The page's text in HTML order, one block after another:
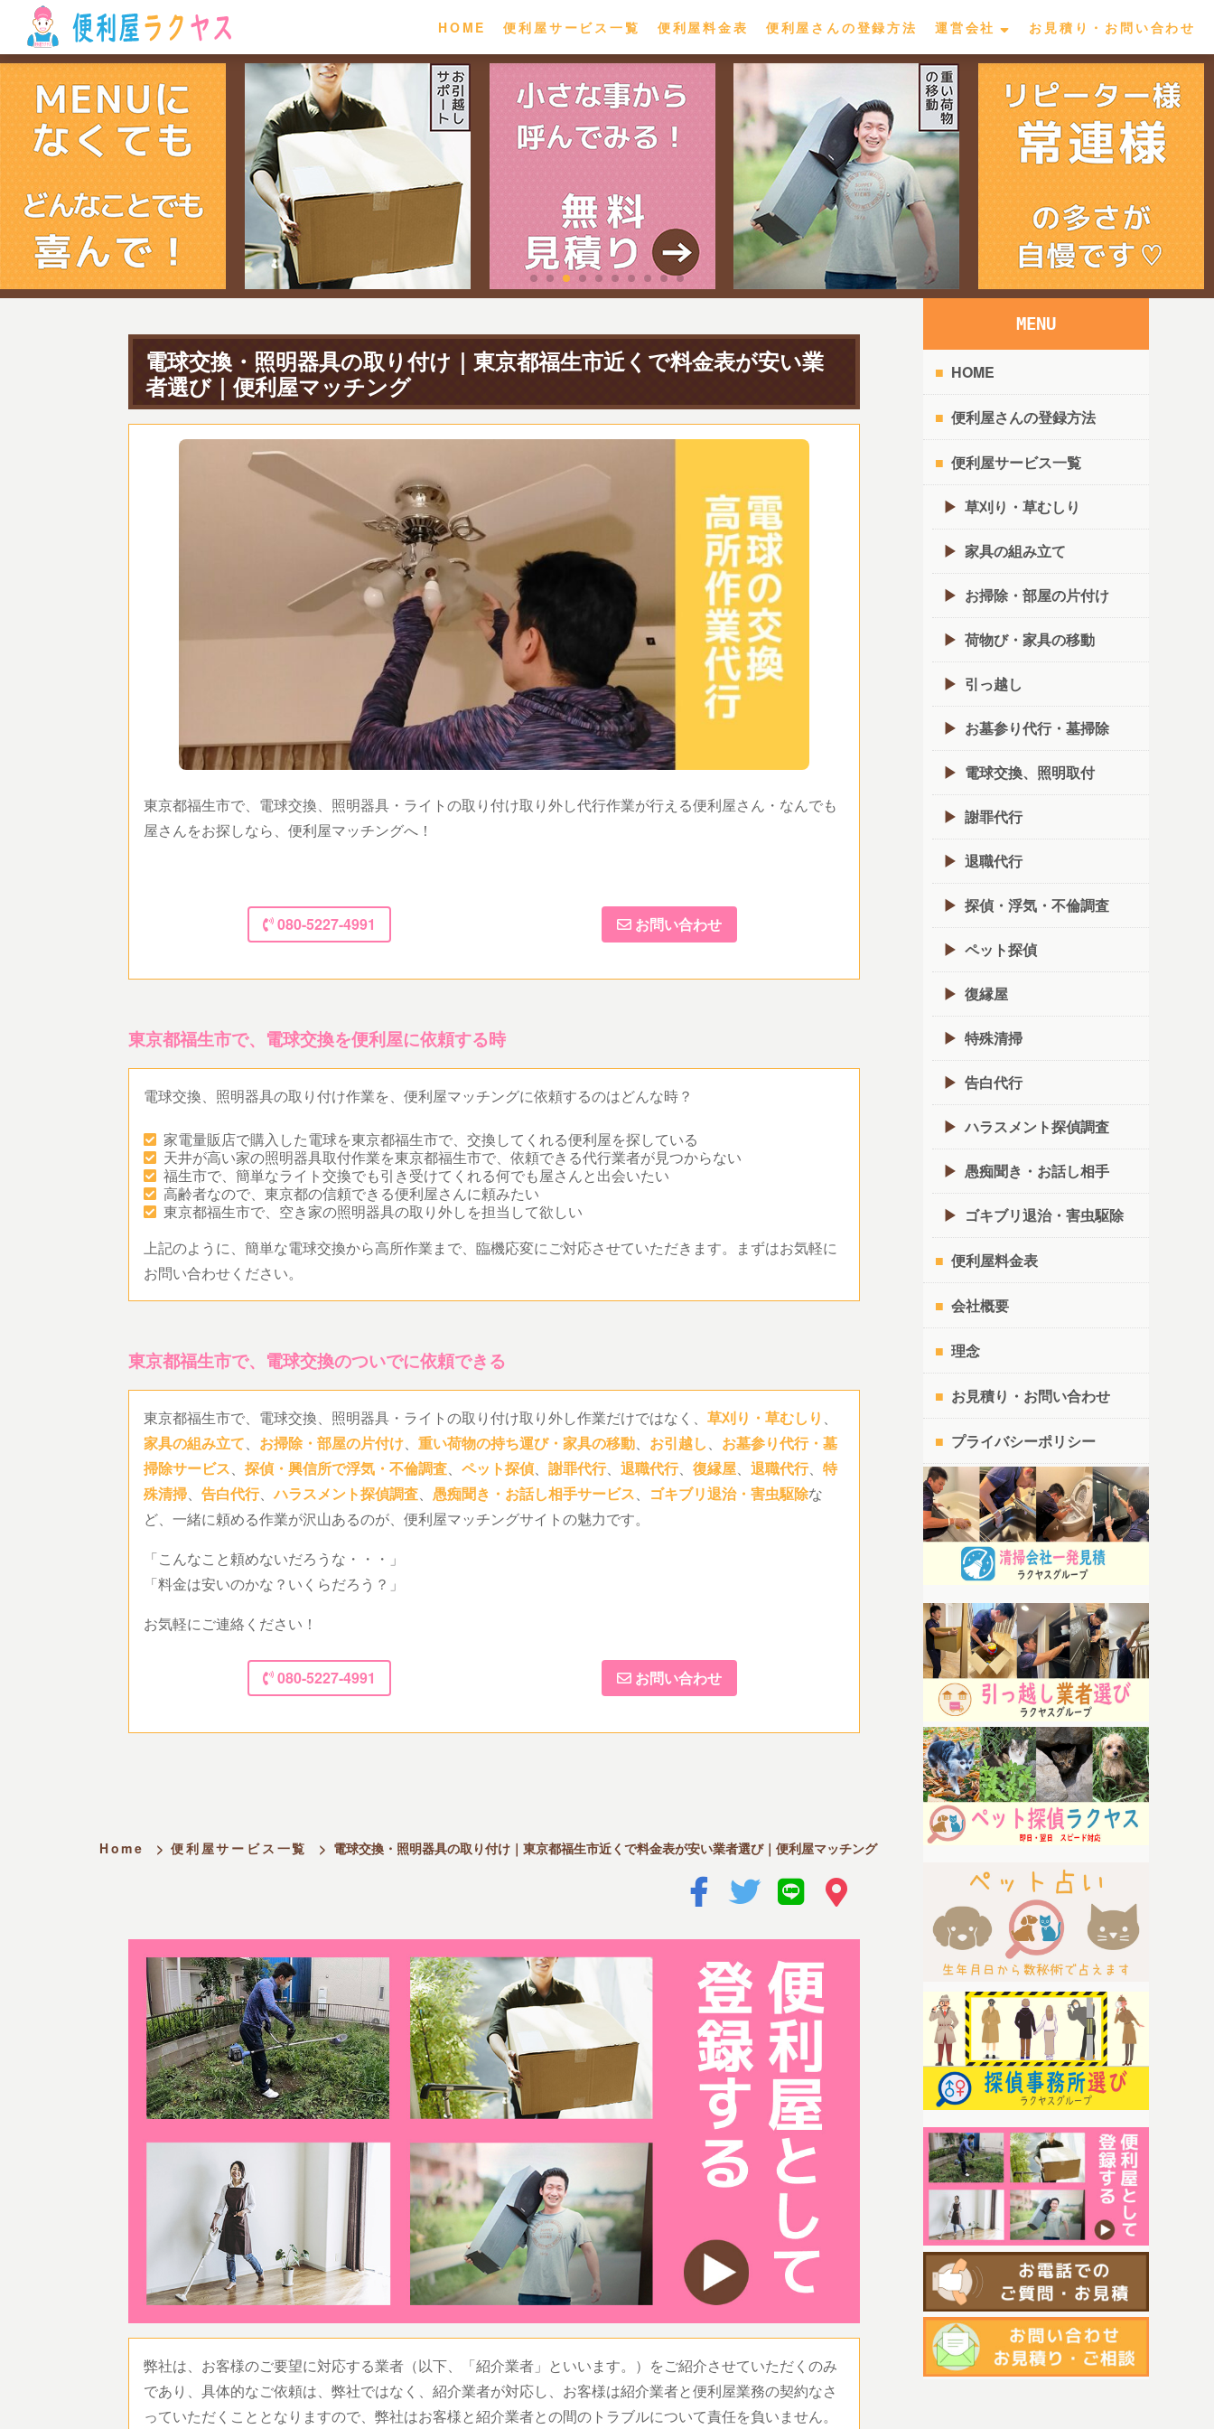
HOME 便利屋サービス一覧 便利屋料金表 便利屋さんの登録方法 運営会社 お見積り・お問い合わせ
電球交換・照明器具の取り付け｜東京都福生市近くで料金表が安い業
者選び｜便利屋マッチング
東京都福生市で、電球交換、照明器具・ライトの取り付け取り外し代行作業が行える便利屋さん・なんでも
屋さんをお探しなら、便利屋マッチングへ！
080-5227-4991 お問い合わせ
東京都福生市で、電球交換を便利屋に依頼する時
電球交換、照明器具の取り付け作業を、便利屋マッチングに依頼するのはどんな時？
家電量販店で購入した電球を東京都福生市で、交換してくれる便利屋を探している
天井が高い家の照明器具取付作業を東京都福生市で、依頼できる代行業者が見つからない
福生市で、簡単なライト交換でも引き受けてくれる何でも屋さんと出会いたい
高齢者なので、東京都の信頼できる便利屋さんに頼みたい
東京都福生市で、空き家の照明器具の取り外しを担当して欲しい
上記のように、簡単な電球交換から高所作業まで、臨機応変にご対応させていただきます。まずはお気軽に
お問い合わせください。
東京都福生市で、電球交換のついでに依頼できる
東京都福生市で、電球交換、照明器具・ライトの取り付け取り外し作業だけではなく、 草刈り・草むしり 、
家具の組み立て、 お掃除・部屋の片付け、 重い荷物の持ち運び・家具の移動、 お引越し、 お墓参り代行・墓
掃除サービス、 探偵・興信所で浮気・不倫調査、 ペット探偵、 謝罪代行、 退職代行、 復縁屋、 退職代行、 特
殊清掃、 告白代行、ハラスメント探偵調査、 愚痴聞き・お話し相手サービス、 ゴキブリ退治・害虫駆除な
ど、一緒に頼める作業が沢山あるのが、便利屋マッチングサイトの魅力です。
「こんなこと頼めないだろうな・・・」
「料金は安いのかな？いくらだろう？」
お気軽にご連絡ください！
080-5227-4991 お問い合わせ
Home > 便利屋サービス一覧 > 電球交換・照明器具の取り付け｜東京都福生市近くで料金表が安い業者選び｜便利屋マッチング
弊社は、お客様のご要望に対応する業者（以下、「紹介業者」といいます。）をご紹介させていただくのみ
であり、具体的なご依頼は、弊社ではなく、紹介業者が対応し、お客様は紹介業者と便利屋業務の契約なさ
っていただくこととなりますので、弊社はお客様と紹介業者との間のトラブルについて責任を負いません。
MENU
HOME
便利屋さんの登録方法
便利屋サービス一覧
草刈り・草むしり
家具の組み立て
お掃除・部屋の片付け
荷物び・家具の移動
引っ越し
お墓参り代行・墓掃除
電球交換、照明取付
謝罪代行
退職代行
探偵・浮気・不倫調査
ペット探偵
復縁屋
特殊清掃
告白代行
ハラスメント探偵調査
愚痴聞き・お話し相手
ゴキブリ退治・害虫駆除
便利屋料金表
会社概要
理念
お見積り・お問い合わせ
プライバシーポリシー